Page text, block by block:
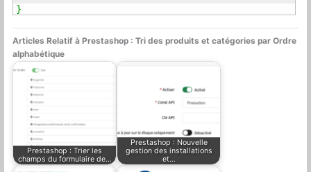
}
Articles Relatif à Prestashop : Tri des produits et catégories par Ordre
alphabétique
Prestashop : Trier les
champs du formulaire de…
Prestashop : Nouvelle
gestion des installations
et…